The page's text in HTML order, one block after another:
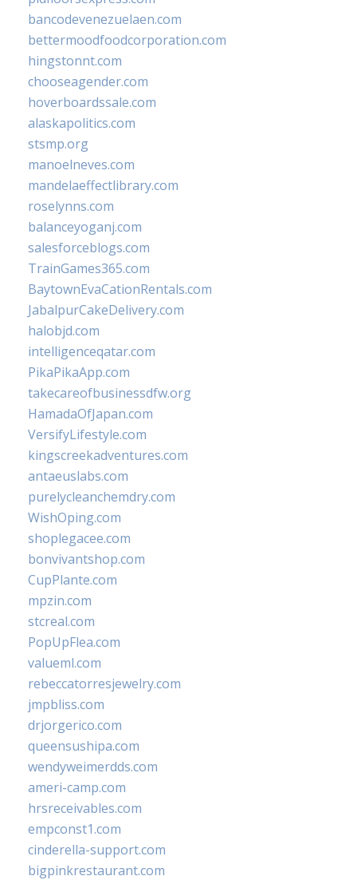
bancodevenezuelaen.com
bettermoodfoodcorporation.com
hingstonnt.com
chooseagender.com
hoverboardssale.com
alaskapolitics.com
stsmp.org
manoelneves.com
mandelaeffectlibrary.com
roselynns.com
balanceyoganj.com
salesforceblogs.com
TrainGames365.com
BaytownEvaCationRentals.com
JabalpurCakeDelivery.com
halobjd.com
intelligenceqatar.com
PikaPikaApp.com
takecareofbusinessdfw.org
HamadaOfJapan.com
VersifyLifestyle.com
kingscreekadventures.com
antaeuslabs.com
purelycleanchemdry.com
WishOping.com
shoplegacee.com
bonvivantshop.com
CupPlante.com
mpzin.com
stcreal.com
PopUpFlea.com
valueml.com
rebeccatorresjewelry.com
jmpbliss.com
drjorgerico.com
queensushipa.com
wendyweimerdds.com
ameri-camp.com
hrsreceivables.com
empconst1.com
cinderella-support.com
bigpinkrestaurant.com